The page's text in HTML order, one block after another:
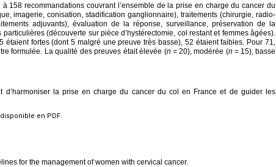
158 recommandations couvrant l’ensemble de la prise en charge du cancer du
imagerie, conisation, stadification ganglionnaire), traitements (chirurgie, radio-
adjuvants), évaluation de la réponse, surveillance, préservation de la
(découverte sur pièce d’hystérectomie, col restant et femmes âgées).
étaient fortes (dont 5 malgré une preuve très basse), 52 étaient faibles. Pour 71,
formulée. La qualité des preuves était élevée (n = 20), modérée (n = 15), basse
d’harmoniser la prise en charge du cancer du col en France et de guider les
en PDF.
for the management of women with cervical cancer.